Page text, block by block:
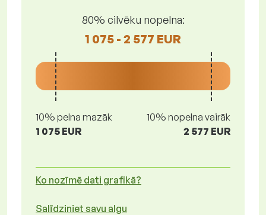
80% cilvēku nopelna:
1 075 - 2 577 EUR
10% pelna mazāk
1 075 EUR
10% nopelna vairāk
2 577 EUR
Ko nozīmē dati grafikā?
Salīdziniet savu algu